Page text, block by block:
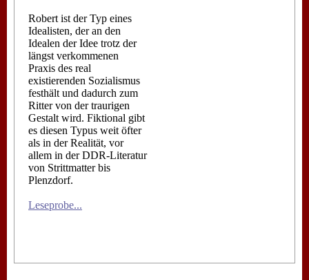
Robert ist der Typ eines
Idealisten, der an den
Idealen der Idee trotz der
längst verkommenen
Praxis des real
existierenden Sozialismus
festhält und dadurch zum
Ritter von der traurigen
Gestalt wird. Fiktional gibt
es diesen Typus weit öfter
als in der Realität, vor
allem in der DDR-Literatur
von Strittmatter bis
Plenzdorf.
Leseprobe...